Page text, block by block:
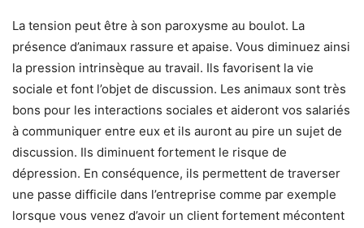
La tension peut être à son paroxysme au boulot. La
présence d’animaux rassure et apaise. Vous diminuez ainsi
la pression intrinsèque au travail. Ils favorisent la vie
sociale et font l’objet de discussion. Les animaux sont très
bons pour les interactions sociales et aideront vos salariés
à communiquer entre eux et ils auront au pire un sujet de
discussion. Ils diminuent fortement le risque de
dépression. En conséquence, ils permettent de traverser
une passe difficile dans l’entreprise comme par exemple
lorsque vous venez d’avoir un client fortement mécontent